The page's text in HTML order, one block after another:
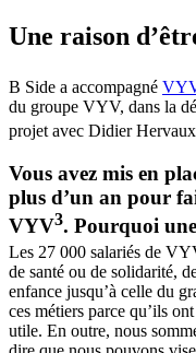
Une raison
B Side a accompagné
du groupe VYV, dans la
projet avec Didier
Vous avez mis en
plus d’un an pour
VYV3. Pourquoi
Les 27 000 salariés de
de santé ou de solidarité,
enfance jusqu’à celle du
ces métiers parce qu’ils
utile. En outre, nous